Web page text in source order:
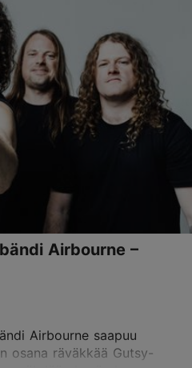
nyt
Airbourne –
Airbourne saapuu
osana räväkkää Gutsy-